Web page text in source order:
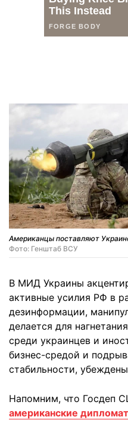
Американцы поставляют
Фото: Генштаб ВСУ
В МИД Украины
активные усилия РФ в
дезинформации,
делается для
среди украинцев и
бизнес-средой и
стабильности,
Напомним, что Госдеп
американские